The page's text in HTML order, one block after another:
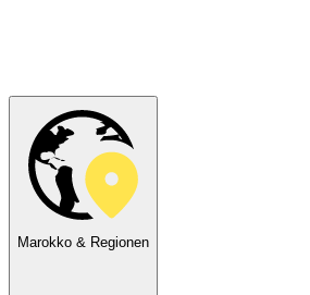
Marokko & Regionen